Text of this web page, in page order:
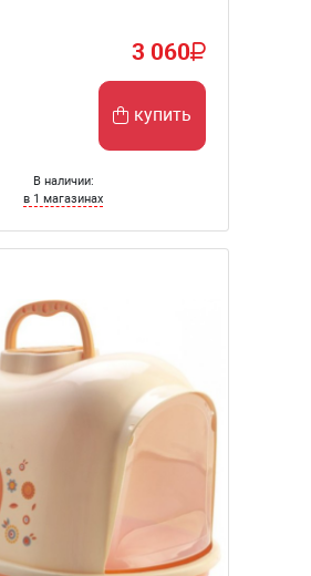
3 060
купить
В наличии:
в 1 магазинах